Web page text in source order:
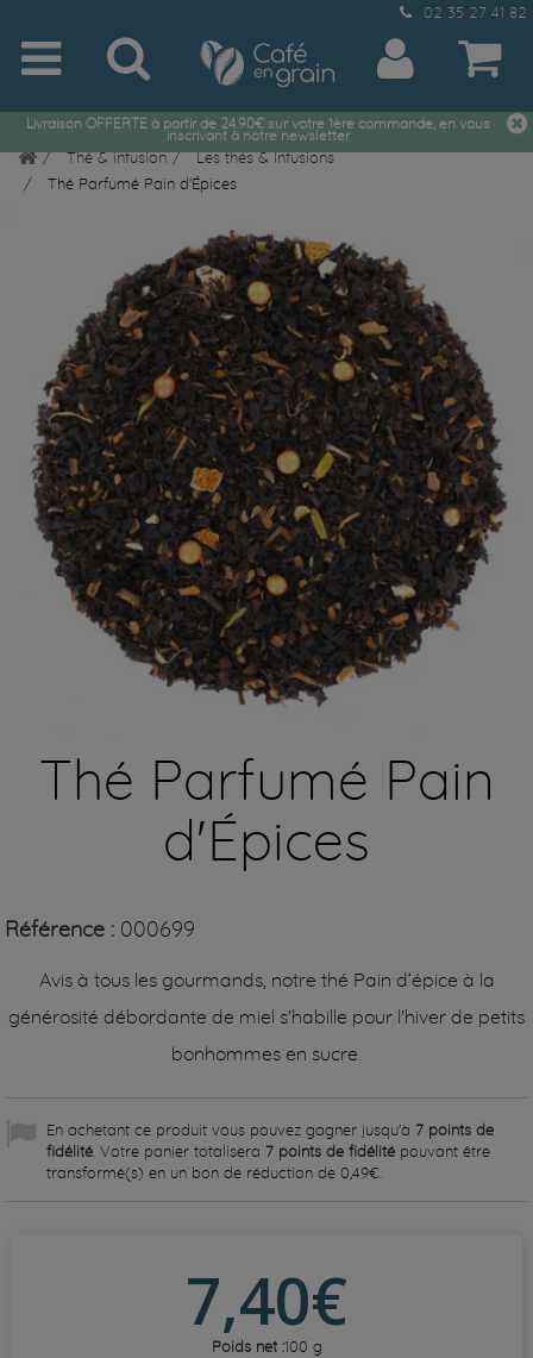
02 35 27 41 82
Livraison OFFERTE à partir de 24.90€ sur votre 1ère commande, en vous
inscrivant à notre newsletter
Thé & infusion
Les thés & Infusions
Thé Parfumé Pain d'Épices
Thé Parfumé Pain
d'Épices
Référence : 000699
Avis à tous les gourmands, notre thé Pain d’épice à la
générosité débordante de miel s'habille pour l'hiver de petits
bonhommes en sucre.
En achetant ce produit vous pouvez gagner jusqu'à 7 points de
fidélité . Votre panier totalisera 7 points de fidélité pouvant être
transformé(s) en un bon de réduction de0,49€
7,40€
Poids net :100 g